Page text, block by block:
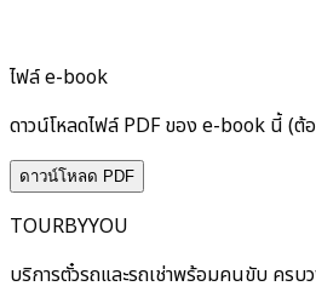
ไฟล์ e-book
ดาวน์โหลดไฟล์ PDF ของ e-book นี้ (ต้
ดาวน์โหลด PDF
TOURBYYOU
บริการตั๋วรถและรถเช่าพร้อมคนขับ ครบ